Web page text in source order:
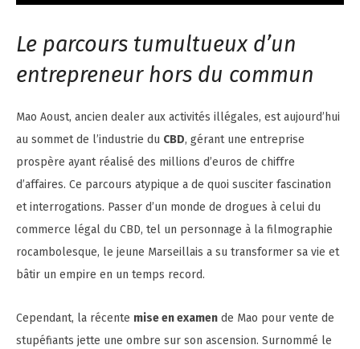
Le parcours tumultueux d’un
entrepreneur hors du commun
Mao Aoust, ancien dealer aux activités illégales, est aujourd’hui
au sommet de l’industrie du CBD, gérant une entreprise
prospère ayant réalisé des millions d’euros de chiffre
d’affaires. Ce parcours atypique a de quoi susciter fascination
et interrogations. Passer d’un monde de drogues à celui du
commerce légal du CBD, tel un personnage à la filmographie
rocambolesque, le jeune Marseillais a su transformer sa vie et
bâtir un empire en un temps record.
Cependant, la récente mise en examen de Mao pour vente de
stupéfiants jette une ombre sur son ascension. Surnommé le